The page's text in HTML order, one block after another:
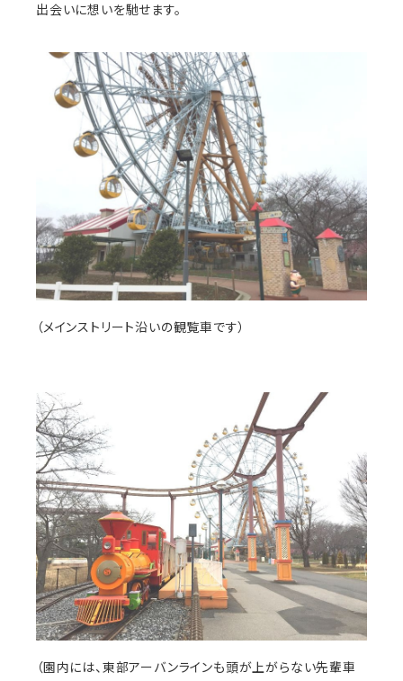
出会いに想いを馳せます。
（メインストリート沿いの観覧車です）
（園内には、東部アーバンラインも頭が上がらない先輩車